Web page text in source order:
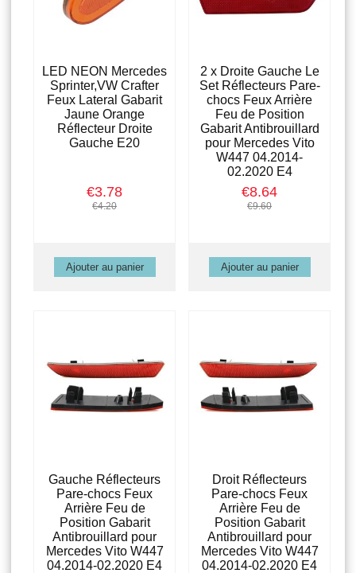
LED NEON Mercedes
Sprinter,VW Crafter
Feux Lateral Gabarit
Jaune Orange
Réflecteur Droite
Gauche E20
€3.78
€4.20
2 x Droite Gauche Le
Set Réflecteurs Pare-
chocs Feux Arrière
Feu de Position
Gabarit Antibrouillard
pour Mercedes Vito
W447 04.2014-
02.2020 E4
€8.64
€9.60
Gauche Réflecteurs
Pare-chocs Feux
Arrière Feu de
Position Gabarit
Antibrouillard pour
Mercedes Vito W447
04.2014-02.2020 E4
Droit Réflecteurs
Pare-chocs Feux
Arrière Feu de
Position Gabarit
Antibrouillard pour
Mercedes Vito W447
04.2014-02.2020 E4